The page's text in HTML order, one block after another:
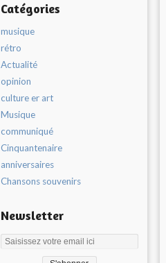
Catégories
musique
rétro
Actualité
opinion
culture er art
Musique
communiqué
Cinquantenaire
anniversaires
Chansons souvenirs
Newsletter